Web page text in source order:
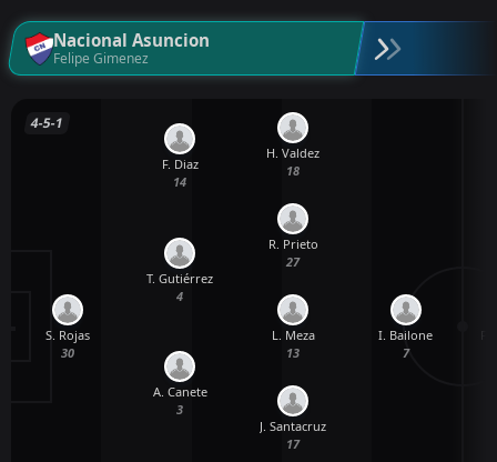
Nacional Asuncion
Felipe Gimenez
4-5-1
S. Rojas
30
A. Canete
3
T. Gutiérrez
4
F. Diaz
14
J. Santacruz
17
L. Meza
13
R. Prieto
27
H. Valdez
18
I. Bailone
7